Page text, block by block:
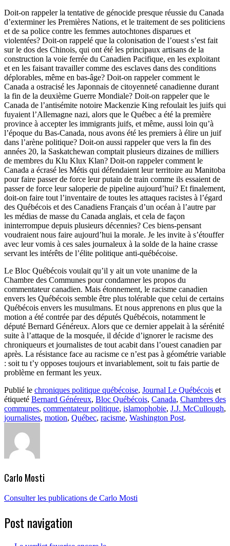
Doit-on rappeler la tentative de génocide presque réussie du Canada
d’exterminer les Premières Nations, et le traitement de ses politiciens
et de sa police contre les femmes autochtones disparues et
violentées? Doit-on rappelé que la colonisation de l’ouest s’est fait
sur le dos des Chinois, qui ont été les principaux artisans de la
construction la voie ferrée du Canadien Pacifique, en les exploitant
et en les faisant travailler comme des esclaves dans des conditions
déplorables, même en bas-âge? Doit-on rappeler comment le
Canada a ostracisé les Japonnais de citoyenneté canadienne durant
la fin de la deuxième Guerre Mondiale? Doit-on rappeler que le
Canada de l’antisémite notoire Mackenzie King refoulait les juifs qui
fuyaient l’Allemagne nazi, alors que le Québec a été la première
province à accepter les immigrants juifs, et même, aussi loin qu’à
l’époque du Bas-Canada, nous avons été les premiers à élire un juif
dans l’arène politique? Doit-on aussi rappeler que vers la fin des
années 20, la Saskatchewan comptait plusieurs dizaines de milliers
de membres du Klu Klux Klan? Doit-on rappeler comment le
Canada a écrasé les Métis qui défendaient leur territoire au Manitoba
pour faire passer de force leur putain de train comme ils essaient de
passer de force leur saloperie de pipeline aujourd’hui? Et finalement,
doit-on faire tout l’inventaire de toutes les attaques racistes à l’égard
des Québécois et des Canadiens Français d’un océan à l’autre par
les médias de masse du Canada anglais, et cela de façon
ininterrompue depuis plusieurs décennies? Ces biens-pensant
voudraient nous faire aujourd’hui la morale. Je les invite à s’étouffer
avec leur vomis à ces sales journaleux à la solde de la haine crasse
servant les intérêts de l’élite politique anti-québécoise.
Le Bloc Québécois voulait qu’il y ait un vote unanime de la
Chambre des Communes pour condamner les propos du
commentateur canadien. Mais étonnement, le racisme canadien
envers les Québécois semble être plus tolérable que celui de certains
Québécois envers les musulmans. Et nous apprenons en plus que la
motion a été contrée par des députés Québécois, notamment le
député Bernard Généreux. Alors que ce dernier appelait à la sérénité
suite à l’attaque de la mosquée, il décide d’ignorer le racisme des
chroniqueurs et journalistes de tout acabit dans l’ouest canadien par
après. La résistance face au racisme ce n’est pas à géométrie variable
: soit tu t’y opposes toujours et invariablement, soit tu fais partie de
problème en fermant les yeux.
Publié le chroniques politique québécoise, Journal Le Québécois et
étiqueté Bernard Généreux, Bloc Québécois, Canada, Chambres des
communes, commentateur politique, islamophobie, J.J. McCullough,
journalistes, motion, Québec, racisme, Washington Post.
Carlo Mosti
Consulter les publications de Carlo Mosti
Post navigation